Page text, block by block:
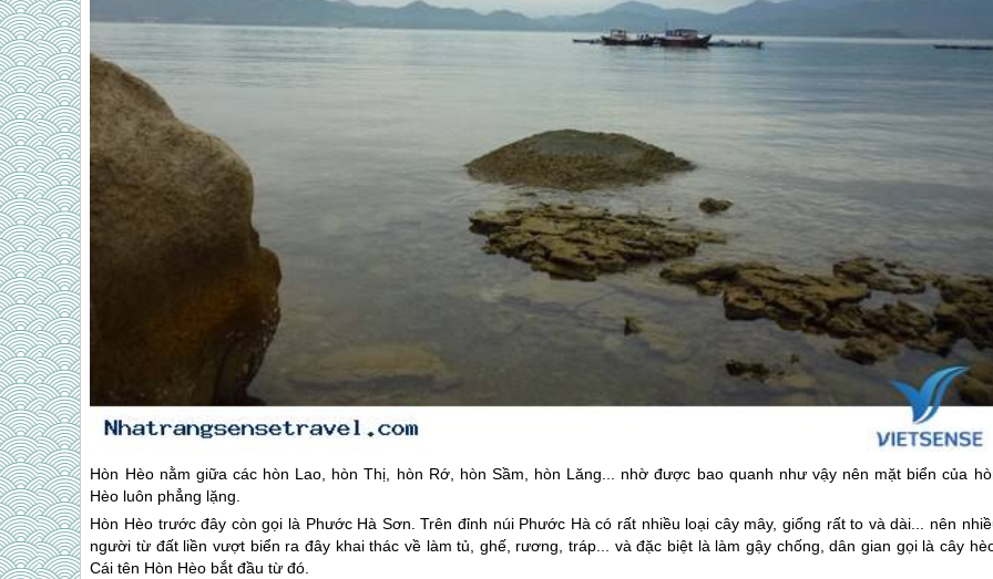
Hòn Hèo nằm giữa các hòn Lao, hòn Thị, hòn Rớ, hòn Sầm, hòn Lăng... nhờ được bao quanh như vậy nên mặt biển của
Hèo luôn phẳng lặng.
Hòn Hèo trước đây còn gọi là Phước Hà Sơn. Trên đỉnh núi Phước Hà có rất nhiều loại cây mây, giống rất to và dài... nên
người từ đất liền vượt biển ra đây khai thác về làm tủ, ghế, rương, tráp... và đặc biệt là làm gậy chống, dân gian gọi là cây
Cái tên Hòn Hèo bắt đầu từ đó.